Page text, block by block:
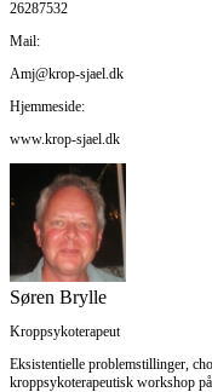
26287532
Mail:
Amj@krop-sjael.dk
Hjemmeside:
www.krop-sjael.dk
Søren Brylle
Kroppsykoterapeut
Eksistentielle problemstillinger,
kroppsykoterapeutisk workshop